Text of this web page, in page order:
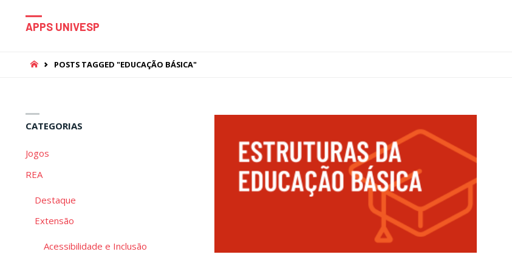
APPS UNIVESP
HOMEPOSTS TAGGED "EDUCAÇÃO BÁSICA"
CATEGORIAS
Jogos
REA
Destaque
Extensão
Acessibilidade e Inclusão